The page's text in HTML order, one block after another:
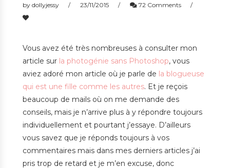
by dollyjessy 23/11/2015 72 Comments
Vous avez été très nombreuses à consulter mon
article sur la photogénie sans Photoshop, vous
aviez adoré mon article où je parle de la blogueuse
qui est une fille comme les autres. Et je reçois
beaucoup de mails où on me demande des
conseils, mais je n’arrive plus à y répondre toujours
individuellement et pourtant j’essaye. D’ailleurs
vous savez que je réponds toujours à vos
commentaires mais dans mes derniers articles j’ai
pris trop de retard et je m’en excuse, donc